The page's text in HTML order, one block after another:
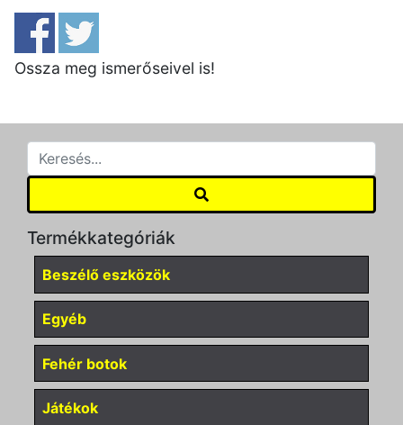
Ossza meg ismerőseivel is!
Termékkategóriák
Beszélő eszközök
Egyéb
Fehér botok
Játékok